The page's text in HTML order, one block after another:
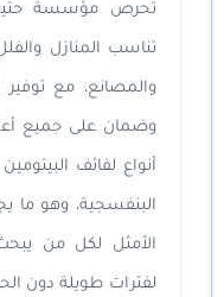
تحرص مؤسسة
تناسب المنازل
والمصانع، مع توفير
وضمان على جميع
أنواع لفائف
البنفسجية، وهو ما
الأمثل لكل من
لفترات طويلة دون